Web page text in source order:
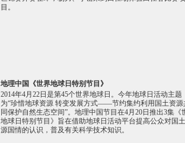
目。
地理中国《世界地球日特别节目》
2014年4月22日是第45个世界地球日。今年地球日活动主题
为“珍惜地球资源 转变发展方式——节约集约利用国土资源
同保护自然生态空间”。地理中国节目在4月20日推出3集《
地球日特别节目》旨在借助地球日活动平台提高公众对国
源国情的认识，普及有关科学技术知识。